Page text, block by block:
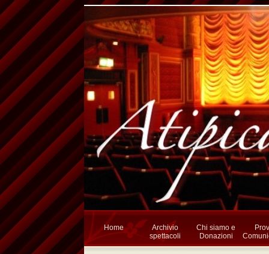
Home
Archivio
spettacoli
Chi siamo e
Donazioni